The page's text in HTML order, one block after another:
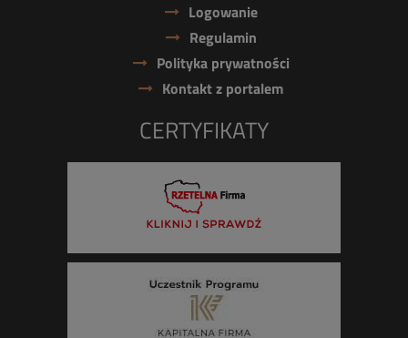
Logowanie
Regulamin
Polityka prywatności
Kontakt z portalem
CERTYFIKATY